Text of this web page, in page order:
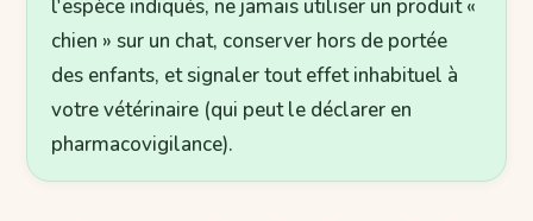
l'espèce indiqués, ne jamais utiliser un produit «
chien » sur un chat, conserver hors de portée
des enfants, et signaler tout effet inhabituel à
votre vétérinaire (qui peut le déclarer en
pharmacovigilance).